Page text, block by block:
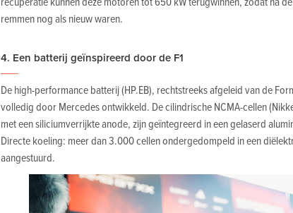
remmen nog als nieuw waren.
4. Een batterij geïnspireerd door de F1
De high-performance batterij (HP.EB), rechtstreeks afgeleid van de
volledig door Mercedes ontwikkeld. De cilindrische NCMA-cellen
met een siliciumverrijkte anode, zijn geïntegreerd in een gelaserd
Directe koeling: meer dan 3.000 cellen ondergedompeld in een
aangestuurd.